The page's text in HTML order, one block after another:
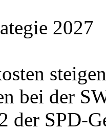
2027
bei der
der SPD-